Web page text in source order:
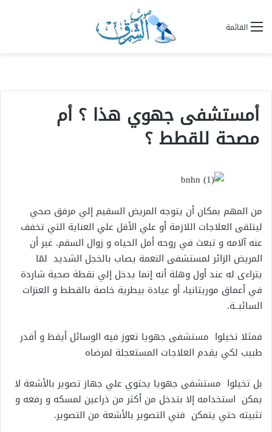
القائمة
أمستشفى جهوي هذا ؟ أم
مصحة للقطط ؟
من المهم بمكان أن يتوجه المريض السقيم إلي مرفق صحي
ليتلقى العلاجات اللازمة أو علي الأقل علي العناية التي تخفف
عنه آلامه و تبعث في روحه أمل الحياه و زوال السقم. غير أن
المريض الزائر لمستشفى النعمة يصاب بالخجل الشديد لمّا
يتراءى له عند أول وهلة أنه إنما يدخل إلي نقطة صحية شاردة
في أعماق موريتانيا، أو عيادة بيطرية خاصة بالقطط و العنزات
السائبــة.
فمثلا تخيلوا مستشفى جهويا تعوز فيه الوسائل أيقظ و أقدر
طبيب لكي يقدم العلاجات المستعجلة لمرضاه
بل تخيلوا مستشفى جهويا يحتوي علي جهاز تصوير بالأشعة لا
يمكن استخدامه إلا بتدخل من أكثر من ذراعين لمسكه و رفعه و
تثبيته حتي يتمكن فني التصوير بالأشعة من التصوير.